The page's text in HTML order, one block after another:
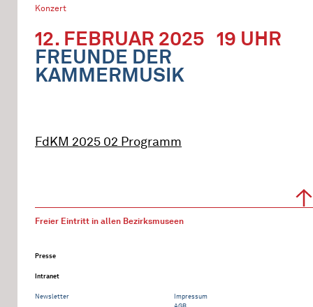
Konzert
12. FEBRUAR 2025 19 UHR
FREUNDE DER
KAMMERMUSIK
FdKM 2025 02 Programm
Freier Eintritt in allen Bezirksmuseen
Presse
Intranet
Newsletter
Impressum